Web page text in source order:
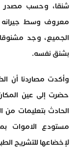
شنقا، وحسب مصدر
معروف وسط جيرانه
الجميع، وجد
بشنق نفسه.
وأكدت مصاردنا أن
حضرت إلى عين
الحادث بتعليمات من
مستودع الاموات
لإخضاعها للتشريح